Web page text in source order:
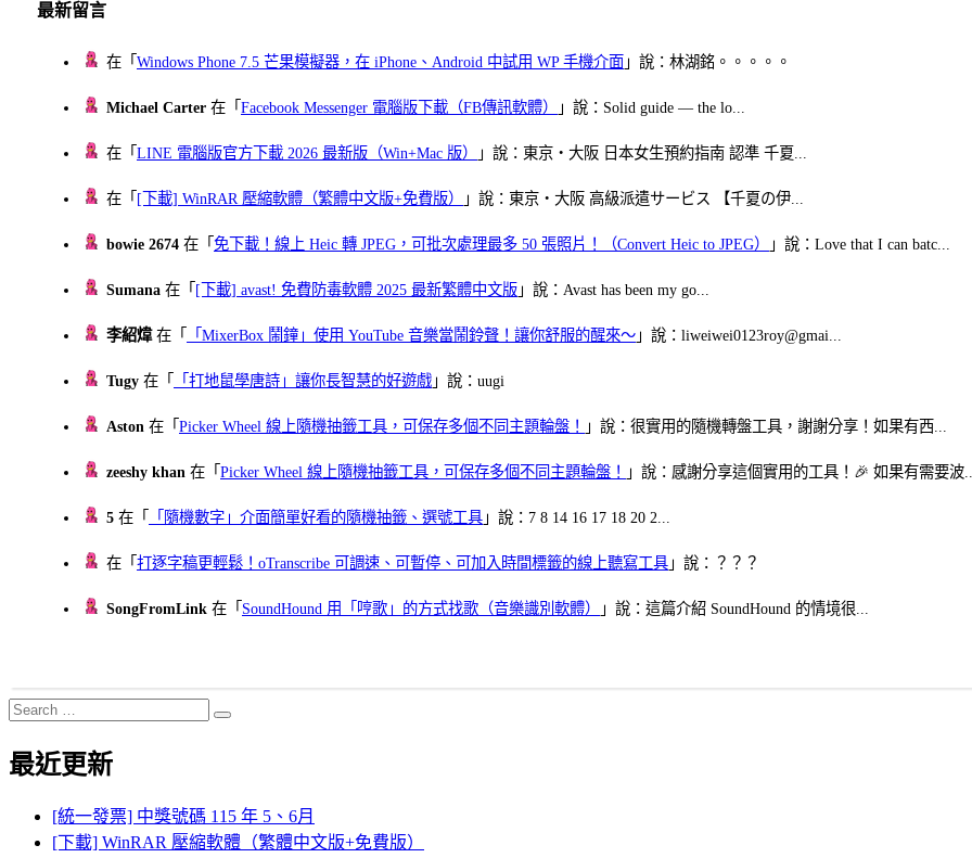
最新留言
在「Windows Phone 7.5 芒果模擬器，在 iPhone、Android 中試用 WP 手機介面 」說：林湖銘。。。。。
Michael Carter 在「Facebook Messenger 電腦版下載（FB傳訊軟體） 」說：Solid guide — the lo...
在「LINE 電腦版官方下載 2026 最新版（Win+Mac 版） 」說：東京・大阪 日本女生預約指南 認準 千夏...
在「 [下載] WinRAR 壓縮軟體（繁體中文版+免費版） 」說：東京・大阪 高級派遣サービス 【千夏の伊...
bowie 2674 在「免下載！線上 Heic 轉 JPEG，可批次處理最多 50 張照片！（Convert Heic to JPEG） 」說：Love that I can batc...
Sumana 在「 [下載] avast! 免費防毒軟體 2025 最新繁體中文版 」說：Avast has been my go...
李紹煒在「 「MixerBox 鬧鐘」使用 YouTube 音樂當鬧鈴聲！讓你舒服的醒來～ 」說：liweiwei0123roy@gmai...
Tugy 在「 「打地鼠學唐詩」讓你長智慧的好遊戲 」說：uugi
Aston 在「Picker Wheel 線上隨機抽籤工具，可保存多個不同主題輪盤！ 」說：很實用的隨機轉盤工具，謝謝分享！如果有西...
zeeshy khan 在「Picker Wheel 線上隨機抽籤工具，可保存多個不同主題輪盤！ 」說：感謝分享這個實用的工具！🎉 如果有需要波
5 在「 「隨機數字」介面簡單好看的隨機抽籤、選號工具 」說：7 8 14 16 17 18 20 2...
在「打逐字稿更輕鬆！oTranscribe 可調速、可暫停、可加入時間標籤的線上聽寫工具 」說：？？？
SongFromLink 在「 SoundHound 用「哼歌」的方式找歌（音樂識別軟體） 」說：這篇介紹 SoundHound 的情境很...
Search
for:
Search
最近更新
[統一發票] 中獎號碼 115 年 5、6月
[下載] WinRAR 壓縮軟體（繁體中文版+免費版）